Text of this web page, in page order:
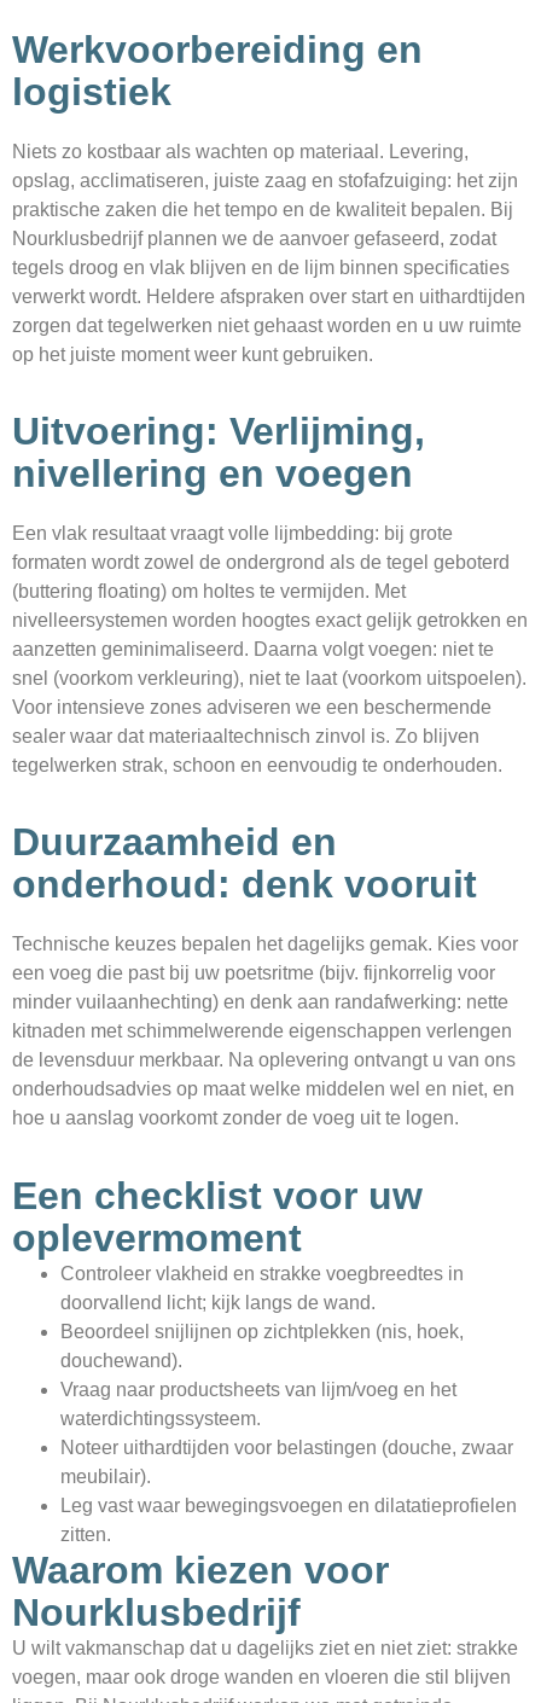
Werkvoorbereiding en
logistiek
Niets zo kostbaar als wachten op materiaal. Levering,
opslag, acclimatiseren, juiste zaag en stofafzuiging: het zijn
praktische zaken die het tempo en de kwaliteit bepalen. Bij
Nourklusbedrijf plannen we de aanvoer gefaseerd, zodat
tegels droog en vlak blijven en de lijm binnen specificaties
verwerkt wordt. Heldere afspraken over start en uithardtijden
zorgen dat tegelwerken niet gehaast worden en u uw ruimte
op het juiste moment weer kunt gebruiken.
Uitvoering: Verlijming,
nivellering en voegen
Een vlak resultaat vraagt volle lijmbedding: bij grote
formaten wordt zowel de ondergrond als de tegel geboterd
(buttering floating) om holtes te vermijden. Met
nivelleersystemen worden hoogtes exact gelijk getrokken en
aanzetten geminimaliseerd. Daarna volgt voegen: niet te
snel (voorkom verkleuring), niet te laat (voorkom uitspoelen).
Voor intensieve zones adviseren we een beschermende
sealer waar dat materiaaltechnisch zinvol is. Zo blijven
tegelwerken strak, schoon en eenvoudig te onderhouden.
Duurzaamheid en
onderhoud: denk vooruit
Technische keuzes bepalen het dagelijks gemak. Kies voor
een voeg die past bij uw poetsritme (bijv. fijnkorrelig voor
minder vuilaanhechting) en denk aan randafwerking: nette
kitnaden met schimmelwerende eigenschappen verlengen
de levensduur merkbaar. Na oplevering ontvangt u van ons
onderhoudsadvies op maat welke middelen wel en niet, en
hoe u aanslag voorkomt zonder de voeg uit te logen.
Een checklist voor uw
oplevermoment
Controleer vlakheid en strakke voegbreedtes in
doorvallend licht; kijk langs de wand.
Beoordeel snijlijnen op zichtplekken (nis, hoek,
douchewand).
Vraag naar productsheets van lijm/voeg en het
waterdichtingssysteem.
Noteer uithardtijden voor belastingen (douche, zwaar
meubilair).
Leg vast waar bewegingsvoegen en dilatatieprofielen
zitten.
Waarom kiezen voor
Nourklusbedrijf
U wilt vakmanschap dat u dagelijks ziet en niet ziet: strakke
voegen, maar ook droge wanden en vloeren die stil blijven